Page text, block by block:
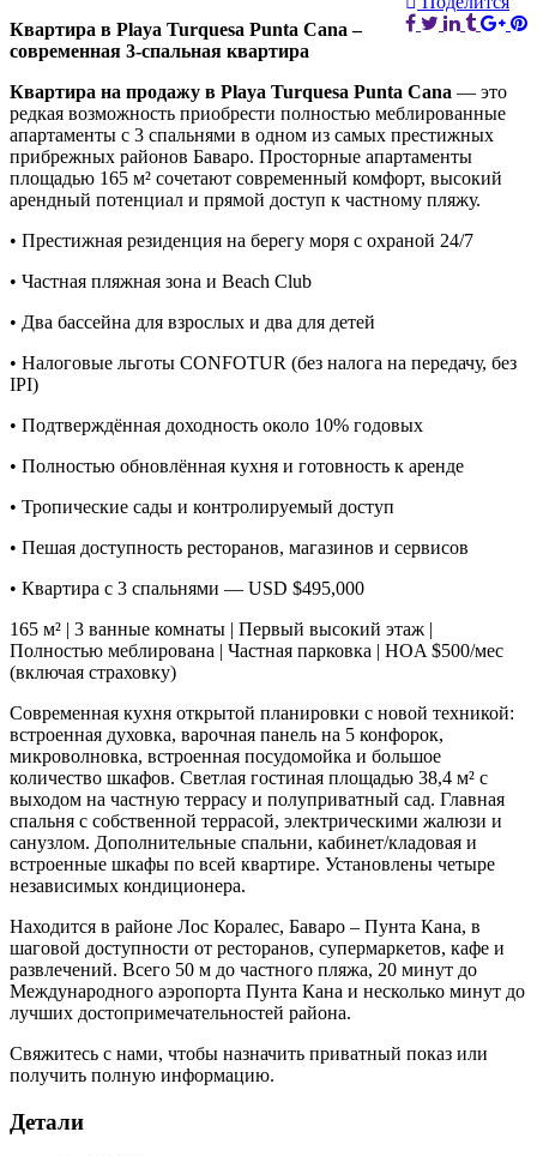
Квартира в Playa Turquesa Punta Cana –
современная 3-спальная квартира
Квартира на продажу в Playa Turquesa Punta Cana — это
редкая возможность приобрести полностью меблированные
апартаменты с 3 спальнями в одном из самых престижных
прибрежных районов Баваро. Просторные апартаменты
площадью 165 м² сочетают современный комфорт, высокий
арендный потенциал и прямой доступ к частному пляжу.
• Престижная резиденция на берегу моря с охраной 24/7
• Частная пляжная зона и Beach Club
• Два бассейна для взрослых и два для детей
• Налоговые льготы CONFOTUR (без налога на передачу, без
IPI)
• Подтверждённая доходность около 10% годовых
• Полностью обновлённая кухня и готовность к аренде
• Тропические сады и контролируемый доступ
• Пешая доступность ресторанов, магазинов и сервисов
• Квартира с 3 спальнями — USD $495,000
165 м² | 3 ванные комнаты | Первый высокий этаж |
Полностью меблирована | Частная парковка | HOA $500/мес
(включая страховку)
Современная кухня открытой планировки с новой техникой:
встроенная духовка, варочная панель на 5 конфорок,
микроволновка, встроенная посудомойка и большое
количество шкафов. Светлая гостиная площадью 38,4 м² с
выходом на частную террасу и полуприватный сад. Главная
спальня с собственной террасой, электрическими жалюзи и
санузлом. Дополнительные спальни, кабинет/кладовая и
встроенные шкафы по всей квартире. Установлены четыре
независимых кондиционера.
Находится в районе Лос Коралес, Баваро – Пунта Кана, в
шаговой доступности от ресторанов, супермаркетов, кафе и
развлечений. Всего 50 м до частного пляжа, 20 минут до
Международного аэропорта Пунта Кана и несколько минут до
лучших достопримечательностей района.
Свяжитесь с нами, чтобы назначить приватный показ или
получить полную информацию.
Детали